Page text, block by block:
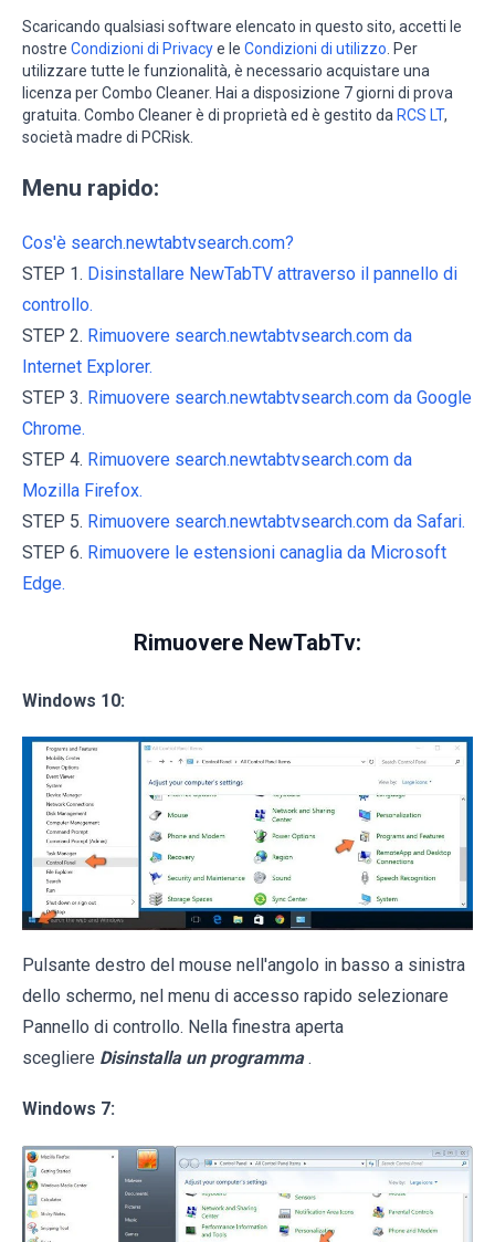
Scaricando qualsiasi software elencato in questo sito, accetti le
nostre Condizioni di Privacye le Condizioni di utilizzo. Per
utilizzare tutte le funzionalità, è necessario acquistare una
licenza per Combo Cleaner. Hai a disposizione 7 giorni di prova
gratuita. Combo Cleaner è di proprietà ed è gestito da RCS LT,
società madre di PCRisk.
Menu rapido:
Cos'è search.newtabtvsearch.com?
STEP 1. Disinstallare NewTabTV attraverso il pannello di
controllo.
STEP 2. Rimuovere search.newtabtvsearch.com da
Internet Explorer.
STEP 3. Rimuovere search.newtabtvsearch.com da Google
Chrome.
STEP 4. Rimuovere search.newtabtvsearch.com da
Mozilla Firefox.
STEP 5. Rimuovere search.newtabtvsearch.com da Safari.
STEP 6. Rimuovere le estensioni canaglia da Microsoft
Edge.
Rimuovere NewTabTv:
Windows 10:
Pulsante destro del mouse nell'angolo in basso a sinistra
dello schermo, nel menu di accesso rapido selezionare
Pannello di controllo. Nella finestra aperta
scegliere Disinstalla un programma .
Windows 7: